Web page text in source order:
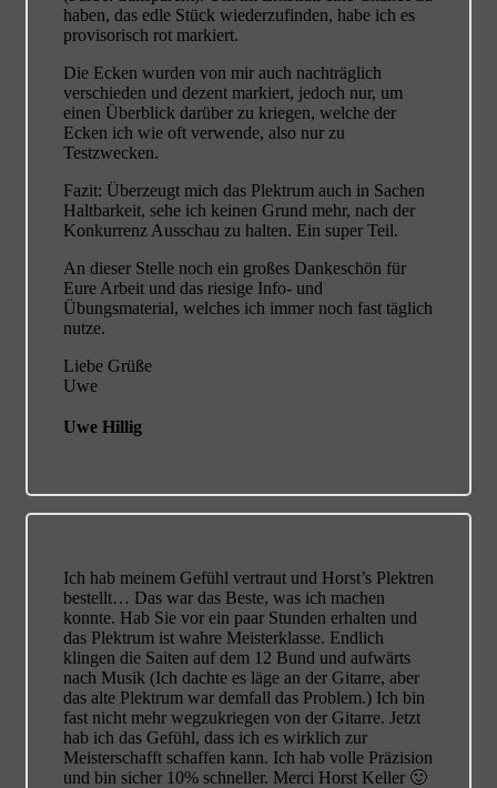
haben, das edle Stück wiederzufinden, habe ich es
provisorisch rot markiert.
Die Ecken wurden von mir auch nachträglich
verschieden und dezent markiert, jedoch nur, um
einen Überblick darüber zu kriegen, welche der
Ecken ich wie oft verwende, also nur zu
Testzwecken.
Fazit: Überzeugt mich das Plektrum auch in Sachen
Haltbarkeit, sehe ich keinen Grund mehr, nach der
Konkurrenz Ausschau zu halten. Ein super Teil.
An dieser Stelle noch ein großes Dankeschön für
Eure Arbeit und das riesige Info- und
Übungsmaterial, welches ich immer noch fast täglich
nutze.
Liebe Grüße
Uwe
Uwe Hillig
Ich hab meinem Gefühl vertraut und Horst’s Plektren
bestellt… Das war das Beste, was ich machen
konnte. Hab Sie vor ein paar Stunden erhalten und
das Plektrum ist wahre Meisterklasse. Endlich
klingen die Saiten auf dem 12 Bund und aufwärts
nach Musik (Ich dachte es läge an der Gitarre, aber
das alte Plektrum war demfall das Problem.) Ich bin
fast nicht mehr wegzukriegen von der Gitarre. Jetzt
hab ich das Gefühl, dass ich es wirklich zur
Meisterschafft schaffen kann. Ich hab volle Präzision
und bin sicher 10% schneller. Merci Horst Keller 🙂